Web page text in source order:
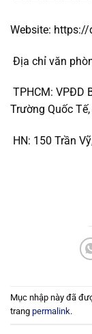
Website:
Địa chỉ văn
TPHCM: VPĐD
Trường Quốc Tế,
HN: 150 Trần
Mục nhập này đã
trang permalink.